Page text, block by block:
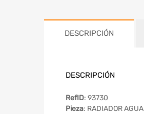
DESCRIPCIÓN
DESCRIPCIÓN
RefID: 93730
Pieza: RADIADOR AGUA